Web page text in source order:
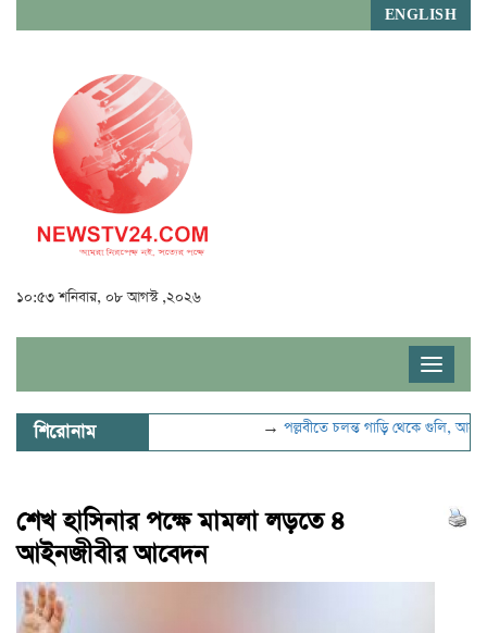
ENGLISH
১০:৫৩ শনিবার, ০৮ আগস্ট ,২০২৬
Toggle
শিরোনাম পল্লবীতে চলন্ত গাড়ি থেকে গুলি, আহত ২
শেখ হাসিনার পক্ষে মামলা লড়তে ৪
আইনজীবীর আবেদন